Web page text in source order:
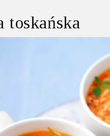
toskańska